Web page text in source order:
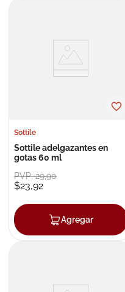
Sottile
Sottile adelgazantes en
gotas 60 ml
PVP:29,90
$23,92
Agregar